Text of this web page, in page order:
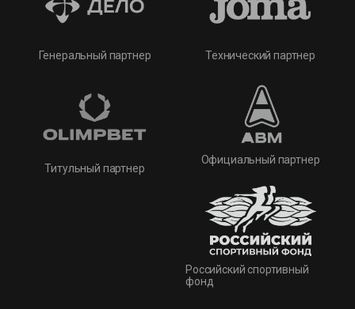
Генеральный партнер
Титульный партнер
Технический партнер
Официальный партнер
Российский спортивный
фонд